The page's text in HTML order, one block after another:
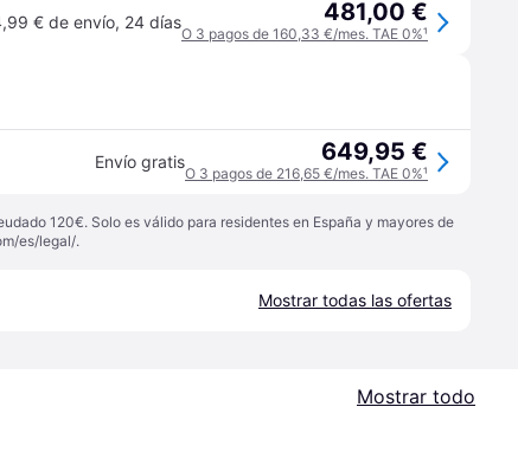
€ de envío, 24 días 481,00 €
O 3 pagos de 160,33 €/mes. TAE 0%¹
Envío gratis 649,95 €
O 3 pagos de 216,65 €/mes. TAE 0%¹
120€. Solo es válido para residentes en España y mayores de
es/legal/.
Mostrar todas las ofertas
Mostrar todo